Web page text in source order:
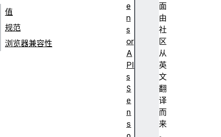
面
由
社
区
从
英
文
翻
译
而
来
值
规范
浏览器兼容性
e
n
s
or
A
PI
s
S
e
n
s